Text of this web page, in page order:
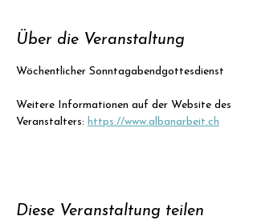
Über die Veranstaltung
Wöchentlicher Sonntagabendgottesdienst
Weitere Informationen auf der Website des
Veranstalters: https://www.albanarbeit.ch
Diese Veranstaltung teilen